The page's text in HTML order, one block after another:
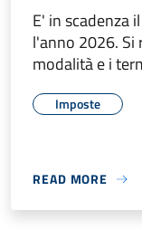
E' in scadenza
l'anno 2026.
modalità e i
Imposte
READ MORE